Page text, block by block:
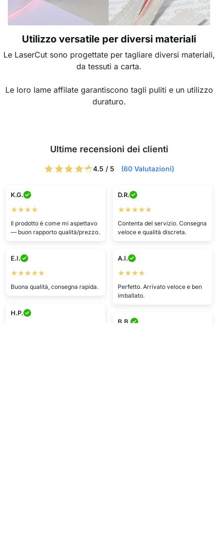
Utilizzo versatile per diversi materiali
Le LaserCut sono progettate per tagliare diversi materiali,
da tessuti a carta.
Le loro lame affilate garantiscono tagli puliti e un utilizzo
duraturo.
Ultime recensioni dei clienti
4.5 / 5 (60 Valutazioni)
K.G.
★★★★
Il prodotto è come mi aspettavo
— buon rapporto qualità/prezzo.
D.R.
★★★★★
Contenta del servizio. Consegna
veloce e qualità discreta.
E.I.
★★★★★
Buona qualità, consegna rapida.
A.I.
★★★★
Perfetto. Arrivato veloce e ben
imballato.
H.P.
B.B.